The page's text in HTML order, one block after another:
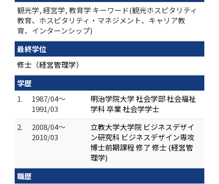
観光学, 経営学, 教育学 キーワード(観光ホスピタリティ
教育、ホスピタリティ・マネジメント、キャリア教
育、インターンシップ)
最終学位
修士（経営管理学）
学歴
1.
1987/04～
1991/03
明治学院大学 社会学部 社会福祉
学科 卒業 社会学学士
2.
2008/04～
2010/03
立教大学大学院 ビジネスデザイ
ン研究科 ビジネスデザイン専攻
博士前期課程 修了 修士 (経営管
理学)
職歴